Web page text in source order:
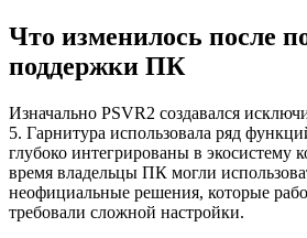
Что изменилось после
поддержки ПК
Изначально PSVR2 создавался
5. Гарнитура использовала ряд
глубоко интегрированы в экосистему
время владельцы ПК могли
неофициальные решения, которые
требовали сложной настройки.